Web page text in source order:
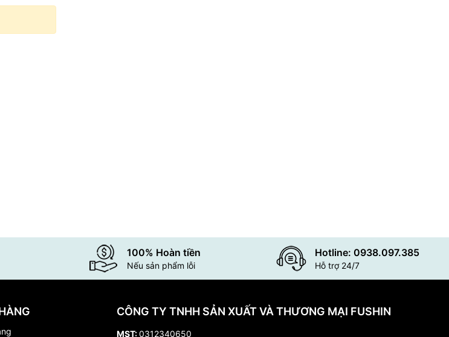
100% Hoàn tiền
Nếu sản phẩm lỗi
Hotline: 0938.097.385
Hỗ trợ 24/7
CÔNG TY TNHH SẢN XUẤT VÀ THƯƠNG MẠI FUSHIN
MST:0312340650